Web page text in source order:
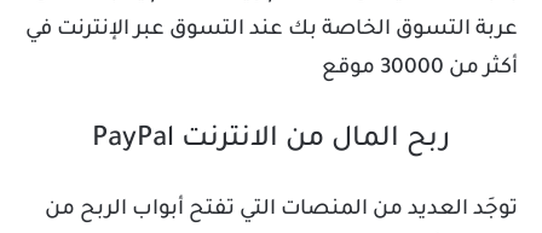
عربة التسوق الخاصة بك عند التسوق عبر الإنترنت في
أكثر من 30000 موقع
ربح المال من الانترنت PayPal
توجَد العديد من المنصات التي تفتح أبواب الربح من